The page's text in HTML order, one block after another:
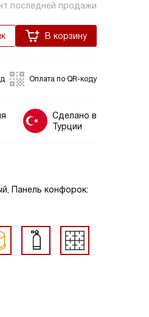
последней продажи
В корзину
Оплата по QR-коду
Сделано в
Турции
Панель конфорок: